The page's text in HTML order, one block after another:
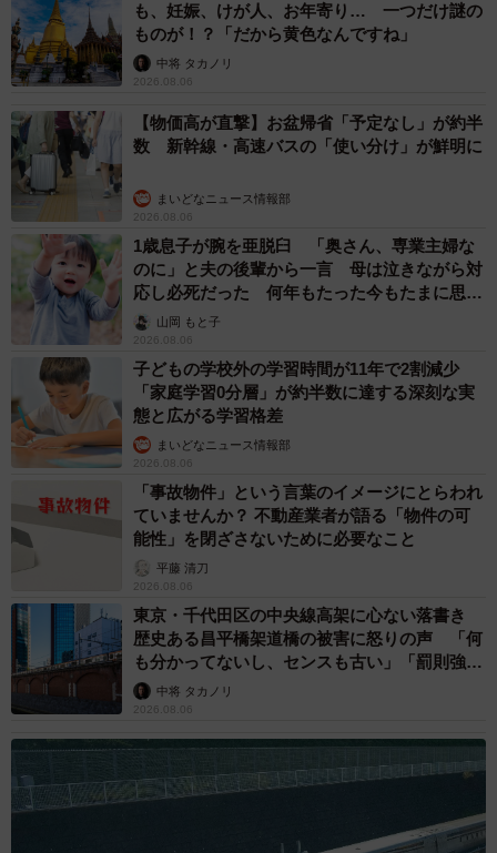
も、妊娠、けが人、お年寄り… 一つだけ謎の
ものが！？「だから黄色なんですね」
中将 タカノリ
2026.08.06
【物価高が直撃】お盆帰省「予定なし」が約半
数 新幹線・高速バスの「使い分け」が鮮明に
まいどなニュース情報部
2026.08.06
1歳息子が腕を亜脱臼 「奥さん、専業主婦な
のに」と夫の後輩から一言 母は泣きながら対
応し必死だった 何年もたった今もたまに思い
出し…山岡 もと子
2026.08.06
子どもの学校外の学習時間が11年で2割減少
「家庭学習0分層」が約半数に達する深刻な実
態と広がる学習格差
まいどなニュース情報部
2026.08.06
「事故物件」という言葉のイメージにとらわれ
ていませんか？ 不動産業者が語る「物件の可
能性」を閉ざさないために必要なこと
平藤 清刀
2026.08.06
東京・千代田区の中央線高架に心ない落書き
歴史ある昌平橋架道橋の被害に怒りの声 「何
も分かってないし、センスも古い」「罰則強化
して」中将 タカノリ
2026.08.06